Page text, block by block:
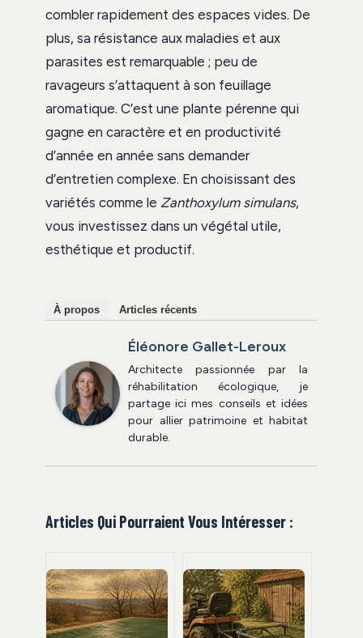
combler rapidement des espaces vides. De
plus, sa résistance aux maladies et aux
parasites est remarquable ; peu de
ravageurs s’attaquent à son feuillage
aromatique. C’est une plante pérenne qui
gagne en caractère et en productivité
d’année en année sans demander
d’entretien complexe. En choisissant des
variétés comme le Zanthoxylum simulans,
vous investissez dans un végétal utile,
esthétique et productif.
À propos Articles récents
Éléonore Gallet-Leroux
Architecte passionnée par la
réhabilitation écologique, je
partage ici mes conseils et idées
pour allier patrimoine et habitat
durable.
Articles Qui Pourraient Vous Intéresser :